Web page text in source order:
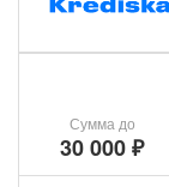
Сумма до
30 000 ₽